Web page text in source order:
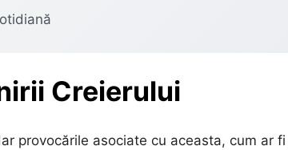
Creierului
provocările asociate cu aceasta, cum ar